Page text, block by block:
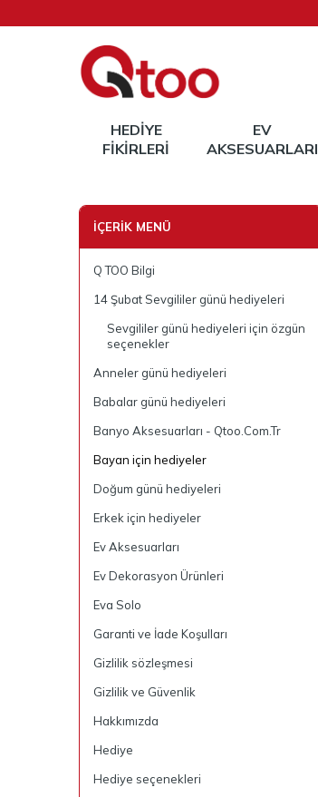
HEDIYE
FIKIRLERI
EV
AKSESUARLARI
İÇERIK MENÜ
Q TOO Bilgi
14 Şubat Sevgililer günü hediyeleri
Sevgililer günü hediyeleri için özgün
seçenekler
Anneler günü hediyeleri
Babalar günü hediyeleri
Banyo Aksesuarları - Qtoo.Com.Tr
Bayan için hediyeler
Doğum günü hediyeleri
Erkek için hediyeler
Ev Aksesuarları
Ev Dekorasyon Ürünleri
Eva Solo
Garanti ve İade Koşulları
Gizlilik sözleşmesi
Gizlilik ve Güvenlik
Hakkımızda
Hediye
Hediye seçenekleri